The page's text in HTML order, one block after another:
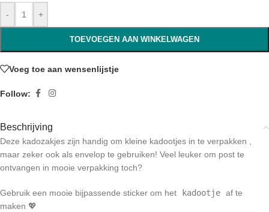
- +
TOEVOEGEN AAN WINKELWAGEN
Voeg toe aan wensenlijstje
Follow:
Beschrijving
Deze kadozakjes zijn handig om kleine kadootjes in te verpakken ,
maar zeker ook als envelop te gebruiken! Veel leuker om post te
ontvangen in mooie verpakking toch?
Gebruik een mooie bijpassende sticker om het kadootje af te
maken 💖